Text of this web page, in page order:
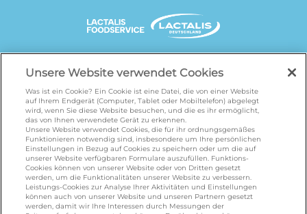
UNSERE MARKENSEITEN
galbani.de/leerdammer.de/president.de
salakis.de/frankenland.com/
omiramilch.de/minusl.de
KONTAKT
Unsere Website verwendet Cookies
Was ist ein Cookie? Ein Cookie ist eine Datei, die von einer Website
auf Ihrem Endgerät (Computer, Tablet oder Mobiltelefon) abgelegt
wird, wenn Sie diese Website besuchen, und die es ihr ermöglicht,
das von Ihnen verwendete Gerät zu erkennen.
Unsere Website verwendet Cookies, die für ihr ordnungsgemäßes
Funktionieren notwendig sind, insbesondere um Ihre persönlichen
Einstellungen in Bezug auf Cookies zu speichern oder um die auf
unserer Website verfügbaren Formulare auszufüllen. Funktions-
Cookies können von unserer Website oder von Dritten gesetzt
werden, um die Funktionalitäten unserer Website zu verbessern.
Leistungs-Cookies zur Analyse Ihrer Aktivitäten und Einstellungen
können auch von unserer Website und unseren Partnern gesetzt
werden, damit wir Ihre Interessen durch Messungen der